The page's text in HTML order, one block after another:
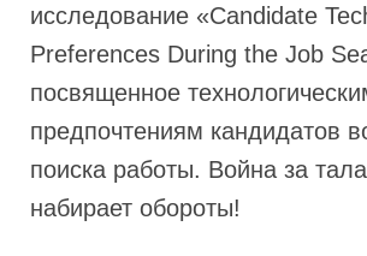
исследование «Candidate
Preferences During the Job
посвященное
предпочтениям кандидатов
поиска работы. Война за
набирает обороты!